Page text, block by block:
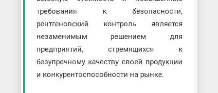
требования к безопасности,
рентгеновский контроль является
незаменимым решением для
предприятий, стремящихся к
безупречному качеству своей продукции
и конкурентоспособности на рынке.